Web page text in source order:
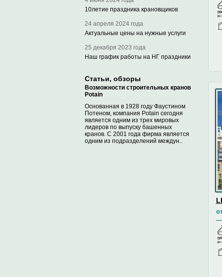
10летие праздника крановщиков
24 апреля 2024 года
Актуальные цены на нужные услуги
25 декабря 2023 года
Наш график работы на НГ праздники
Статьи, обзоры
Возможности строительных кранов
Potain
Основанная в 1928 году Фаустином
Потеном, компания Potain сегодня
является одним из трех мировых
лидеров по выпуску башенных
кранов. С 2001 года фирма является
одним из подразделений междун..